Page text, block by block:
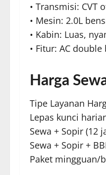
• Transmisi: CVT
• Mesin: 2.0L
• Kabin: Luas,
• Fitur: AC
Harga
Tipe Layanan
Lepas kunci
Sewa + Sopir (12
Sewa + Sopir +
Paket mingguan/